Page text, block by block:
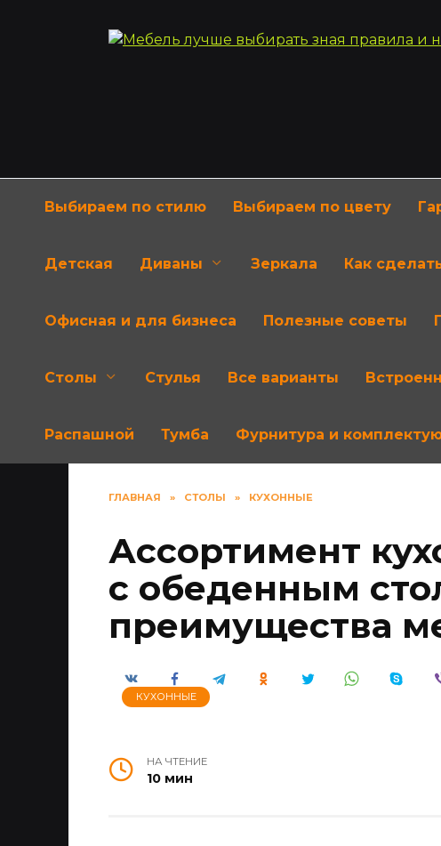
Выбираем по стилю Выбираем по цвету
Детская Диваны Зеркала Как
Офисная и для бизнеса Полезные советы
Столы Стулья Все варианты
Распашной Тумба Фурнитура и
ГЛАВНАЯ » СТОЛЫ » КУХОННЫЕ
Ассортимент
с обеденным
преимущества
КУХОННЫЕ
НА ЧТЕНИЕ
10 мин